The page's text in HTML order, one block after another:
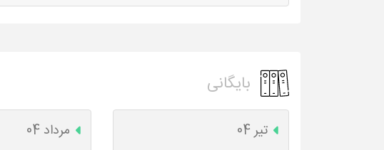
بایگانی
تیر 04 مرداد 04